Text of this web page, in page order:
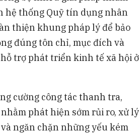
hệ thống Quỹ tín dụng nhân
thiện khung pháp lý để bảo
đúng tôn chỉ, mục đích và
trợ phát triển kinh tế xã hội ở
cường công tác thanh tra,
phát hiện sớm rủi ro, xử lý
ngăn chặn những yếu kém